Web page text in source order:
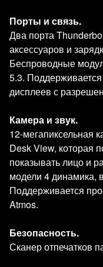
Порты и связь.
Два порта
аксессуаров и
Беспроводные
5.3.
дисплеев с
Камера и звук.
12‑мегапиксельная
Desk View, которая
показывать лицо и
модели 4 динамика,
Поддерживается
Atmos.
Безопасность.
Сканер отпечатков